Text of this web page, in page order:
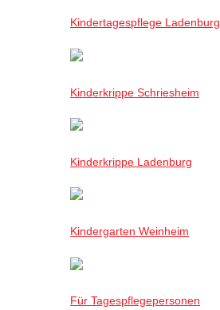
Kindertagespflege Ladenburg
Kinderkrippe Schriesheim
Kinderkrippe Ladenburg
Kindergarten Weinheim
Für Tagespflegepersonen